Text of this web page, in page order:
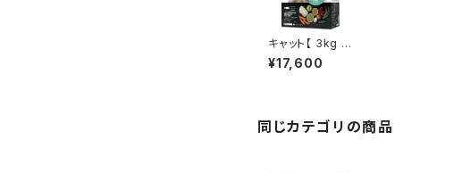
キャット【 3kg 】
フィッシュ - FIS
H -
¥17,600
同じカテゴリの商品